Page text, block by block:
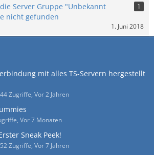
Server Gruppe "Unbekannt
nicht gefunden
1
1. Juni 2018
mit alles TS-Servern hergestellt
Zugriffe, Vor 2 Jahren
Vor 7 Monaten
Sneak Peek!
Zugriffe, Vor 7 Jahren